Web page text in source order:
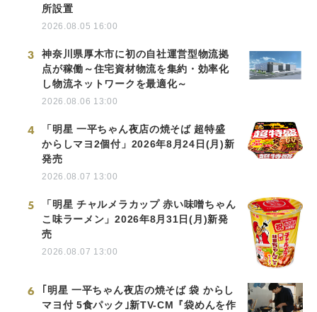
所設置
2026.08.05 16:00
3
神奈川県厚木市に初の自社運営型物流拠
点が稼働～住宅資材物流を集約・効率化
し物流ネットワークを最適化～
2026.08.06 13:00
4
「明星 一平ちゃん夜店の焼そば 超特盛
からしマヨ2個付」2026年8月24日(月)新
発売
2026.08.07 13:00
5
「明星 チャルメラカップ 赤い味噌ちゃん
こ味ラーメン」2026年8月31日(月)新発
売
2026.08.07 13:00
6
｢明星 一平ちゃん夜店の焼そば 袋 からし
マヨ付 5食パック｣新TV-CM『袋めんを作